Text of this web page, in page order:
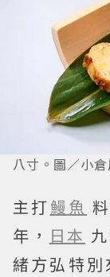
八寸。圖／小
主打鰻魚
年， 日本
緒方弘特